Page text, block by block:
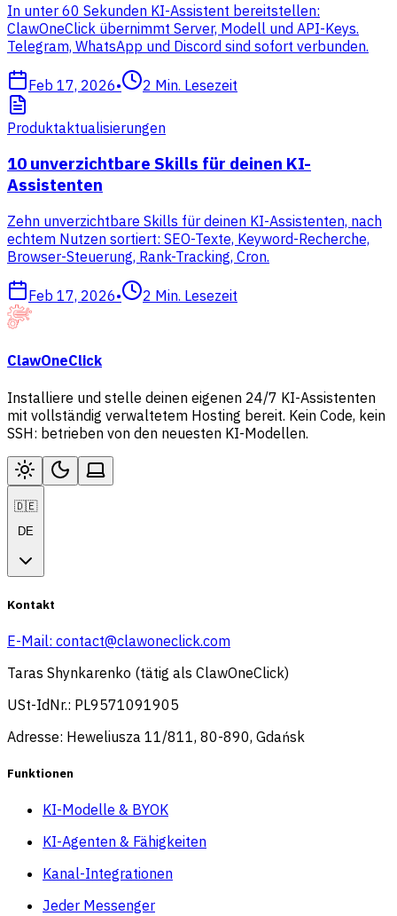
In unter 60 Sekunden KI-Assistent bereitstellen:
ClawOneClick übernimmt Server, Modell und API-Keys.
Telegram, WhatsApp und Discord sind sofort verbunden.
Feb 17, 2026• 2 Min. Lesezeit
Produktaktualisierungen
10 unverzichtbare Skills für deinen KI-
Assistenten
Zehn unverzichtbare Skills für deinen KI-Assistenten, nach
echtem Nutzen sortiert: SEO-Texte, Keyword-Recherche,
Browser-Steuerung, Rank-Tracking, Cron.
Feb 17, 2026• 2 Min. Lesezeit
ClawOneClick
Installiere und stelle deinen eigenen 24/7 KI-Assistenten
mit vollständig verwaltetem Hosting bereit. Kein Code, kein
SSH: betrieben von den neuesten KI-Modellen.
🇩🇪
DE
Kontakt
E-Mail: contact@clawoneclick.com
Taras Shynkarenko (tätig als ClawOneClick)
USt-IdNr.: PL9571091905
Adresse: Heweliusza 11/811, 80-890, Gdańsk
Funktionen
KI-Modelle & BYOK
KI-Agenten & Fähigkeiten
Kanal-Integrationen
Jeder Messenger